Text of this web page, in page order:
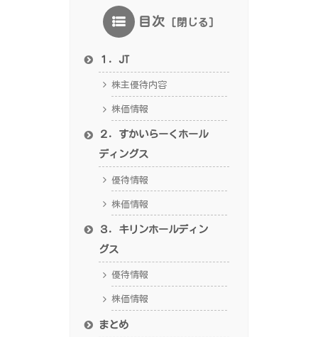
目次
１．JT
株主優待内容
株価情報
２．すかいらーくホール
ディングス
優待情報
株価情報
３．キリンホールディン
グス
優待情報
株価情報
まとめ